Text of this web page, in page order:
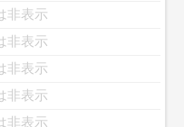
非表示
非表示
非表示
非表示
非表示